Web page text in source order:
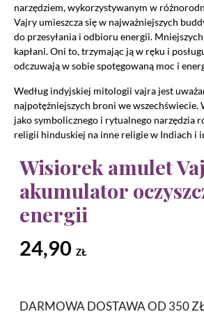
narzędziem, wykorzystywanym w
Vajry umieszcza się w najważniejszych
do przesyłania i odbioru energii.
kapłani. Oni to, trzymając ją w ręku i
odczuwają w sobie spotęgowaną moc i
Według indyjskiej mitologii vajra jest
najpotężniejszych broni we wszechświecie.
jako symbolicznego i rytualnego narzędzia
religii hinduskiej na inne religie w Indiach i
Wisiorek amulet
akumulator
energii
24,90 ZŁ
DARMOWA DOSTAWA OD 350